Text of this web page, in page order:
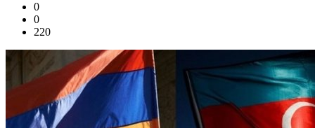
0
0
220